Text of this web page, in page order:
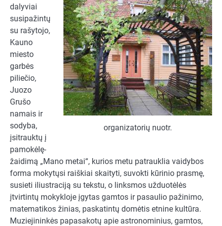
organizatorių nuotr.
dalyviai
susipažintų
su rašytojo,
Kauno
miesto
garbės
piliečio,
Juozo
Grušo
namais ir
sodyba,
įsitrauktų į
pamokėlę-
žaidimą „Mano metai“, kurios metu patrauklia vaidybos
forma mokytųsi raiškiai skaityti, suvokti kūrinio prasmę,
susieti iliustraciją su tekstu, o linksmos užduotėlės
įtvirtintų mokykloje įgytas gamtos ir pasaulio pažinimo,
matematikos žinias, paskatintų domėtis etnine kultūra.
Muziejininkės papasakotų apie astronominius, gamtos,